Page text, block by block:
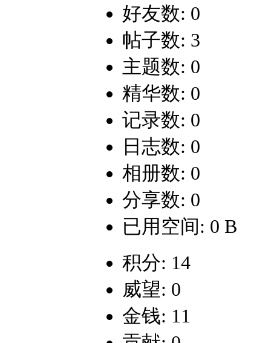
好友数: 0
帖子数: 3
主题数: 0
精华数: 0
记录数: 0
日志数: 0
相册数: 0
分享数: 0
已用空间: 0 B
积分: 14
威望: 0
金钱: 11